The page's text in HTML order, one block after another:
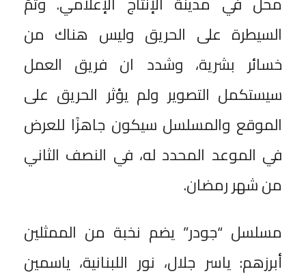
السيطرة على الحريق وليس هناك من
خسائر بشرية، وشدد ان فريق العمل
سيستكمل التصوير ولم يؤثر الحريق على
الموقع والمسلسل سيكون جاهزًا للعرض
في الموعد المحدد له، في النصف الثاني
من شهر رمضان.
مسلسل “جودر” يضم نخبة من الممثلين
أبرزهم: ياسر جلال، نور اللبنانية، ياسمين